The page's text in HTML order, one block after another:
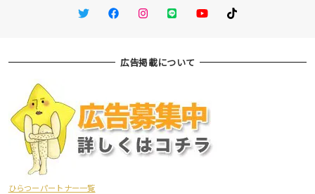
TwitterFacebookInstagram
LINE You TubeTikTok
広告掲載について
ひらつーパートナー一覧